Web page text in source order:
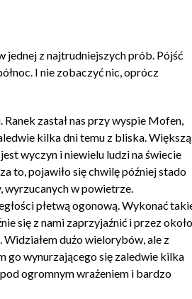
jednej z najtrudniejszych prób. Pójść
I nie zobaczyć nic, oprócz
zastał nas przy wyspie Mofen,
kilka dni temu z bliska. Większą
wyczyn i niewielu ludzi na świecie
to, pojawiło się chwilę później stado
wyrzucanych w powietrze.
płetwą ogonową. Wykonać
się z nami zaprzyjaźnić i przez około
dużo wielorybów, ale z
go wynurzającego się zaledwie kilka
ogromnym wrażeniem i bardzo